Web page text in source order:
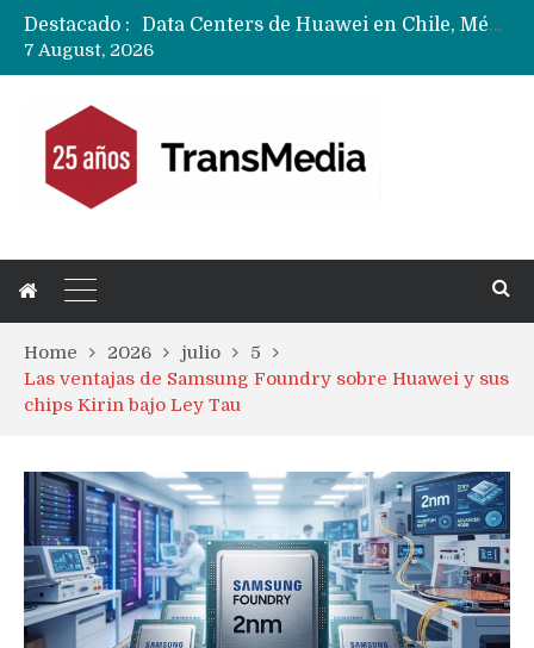
Destacado :
Data Centers de Huawei en Chile, México, Brasil,Perú y Argentina podrían verse afectados por arremetida de EE.UU
7 August, 2026
Home 2026 julio
5
Las ventajas de Samsung Foundry sobre Huawei y sus
chips Kirin bajo Ley Tau